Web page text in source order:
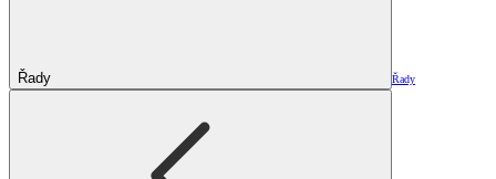
Řady Řady